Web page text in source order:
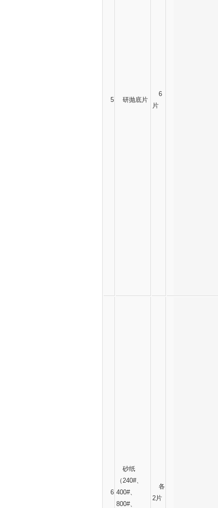
5 研抛底片
6
片
6
砂纸
（240#、
400#、
800#、
各
2片